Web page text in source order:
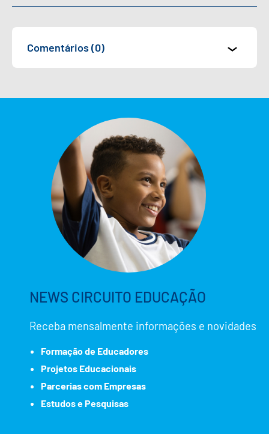
Comentários (0)
NEWS CIRCUITO EDUCAÇÃO
Receba mensalmente informações e novidades
Formação de Educadores
Projetos Educacionais
Parcerias com Empresas
Estudos e Pesquisas